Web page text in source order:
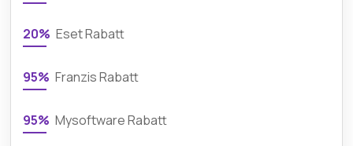
20% Eset Rabatt
95% Franzis Rabatt
95% Mysoftware Rabatt